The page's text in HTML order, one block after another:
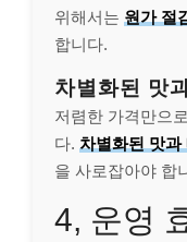
위해서는 원가 절
합니다.
차별화된 맛
저렴한 가격만으
다. 차별화된 맛과
을 사로잡아야 합
4, 운영